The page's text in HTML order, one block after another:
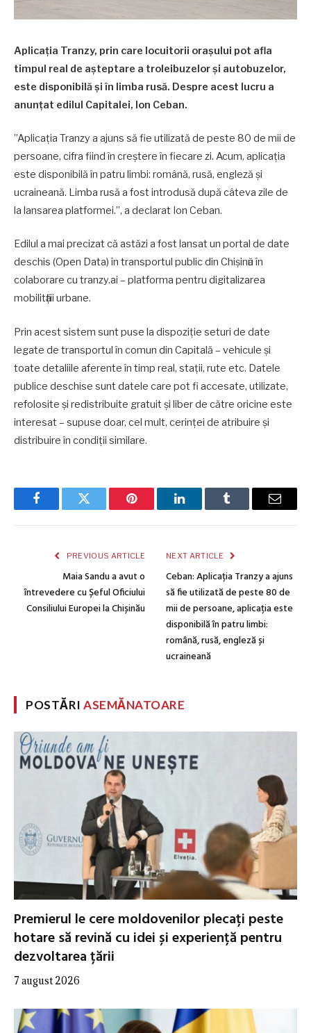
Aplicația Tranzy, prin care locuitorii orașului pot afla
timpul real de așteptare a troleibuzelor și autobuzelor,
este disponibilă și în limba rusă. Despre acest lucru a
anunțat edilul Capitalei, Ion Ceban.
”Aplicația Tranzy a ajuns să fie utilizată de peste 80 de mii de
persoane, cifra fiind în creștere în fiecare zi. Acum, aplicația
este disponibilă în patru limbi: română, rusă, engleză și
ucraineană. Limba rusă a fost introdusă după câteva zile de
la lansarea platformei.”, a declarat Ion Ceban.
Edilul a mai precizat că astăzi a fost lansat un portal de date
deschis (Open Data) în transportul public din Chişinӑu în
colaborare cu tranzy.ai – platforma pentru digitalizarea
mobilitӑţii urbane.
Prin acest sistem sunt puse la dispoziție seturi de date
legate de transportul în comun din Capitală – vehicule şi
toate detaliile aferente în timp real, stații, rute etc. Datele
publice deschise sunt datele care pot fi accesate, utilizate,
refolosite și redistribuite gratuit şi liber de către oricine este
interesat – supuse doar, cel mult, cerinței de atribuire și
distribuire în condiții similare.
FacebookTwitter Pinterest LinkedInTumblr Email
PREVIOUS ARTICLE
Maia Sandu a avut o
întrevedere cu Șeful Oficiului
Consiliului Europei la Chișinău
NEXT ARTICLE
Ceban: Aplicația Tranzy a ajuns
să fie utilizată de peste 80 de
mii de persoane, aplicația este
disponibilă în patru limbi:
română, rusă, engleză și
ucraineană
POSTĂRIASEMĂNATOARE
Premierul le cere moldovenilor plecați peste
hotare să revină cu idei și experiență pentru
dezvoltarea țării
7 august 2026